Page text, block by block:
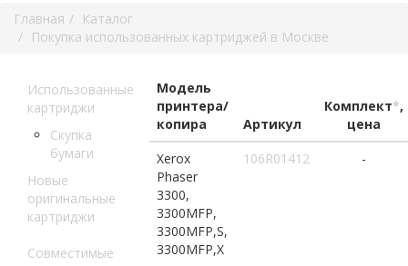
Главная
Каталог
Покупка использованных картриджей в Москве
Использованные
картриджи
Скупка
бумаги
Новые
оригинальные
картриджи
Совместимые
Модель
принтера/
копира
Артикул
Комплект*,
цена
Xerox
Phaser
3300,
3300MFP,
3300MFP,S,
3300MFP,X
106R01412 -